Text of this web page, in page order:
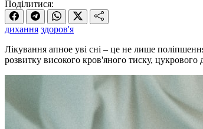
Поділитися:
дихання здоров'я
Лікування апное уві сні – це не лише
розвитку високого кров'яного тиску, цукрового